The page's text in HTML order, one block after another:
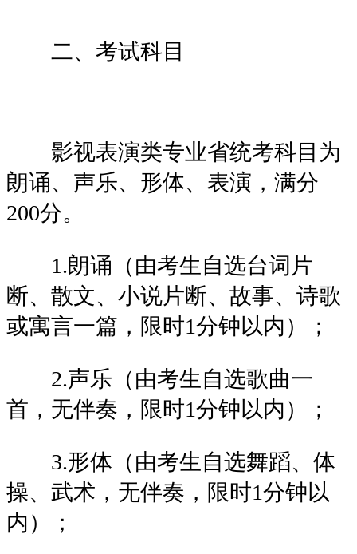
二、考试科目
影视表演类专业省统考科目为
朗诵、声乐、形体、表演，满分
200分。
1.朗诵（由考生自选台词片
断、散文、小说片断、故事、诗歌
或寓言一篇，限时1分钟以内）；
2.声乐（由考生自选歌曲一
首，无伴奏，限时1分钟以内）；
3.形体（由考生自选舞蹈、体
操、武术，无伴奏，限时1分钟以
内）；